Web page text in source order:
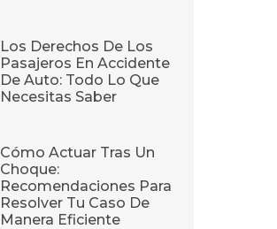
Los Derechos De Los
Pasajeros En Accidente
De Auto: Todo Lo Que
Necesitas Saber
Cómo Actuar Tras Un
Choque:
Recomendaciones Para
Resolver Tu Caso De
Manera Eficiente